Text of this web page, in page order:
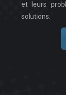
et leurs
solutions.